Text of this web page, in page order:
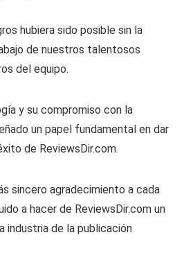
hubiera sido posible sin la
de nuestros talentosos
del equipo.
y su compromiso con la
un papel fundamental en dar
de ReviewsDir.com.
sincero agradecimiento a cada
a hacer de ReviewsDir.com un
industria de la publicación